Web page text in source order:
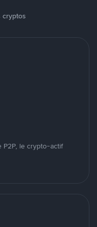
cryptos
P2P, le crypto-actif